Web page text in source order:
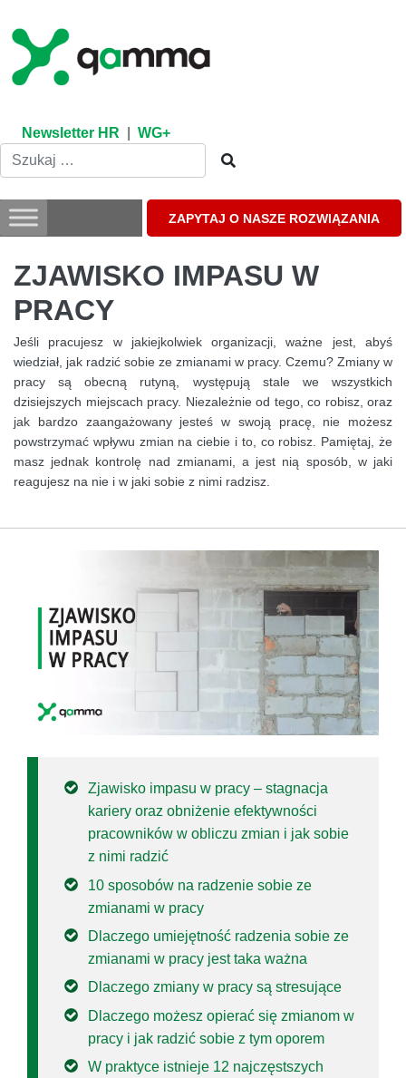
content
Newsletter HR WG+
ZAPYTAJ O NASZE ROZWIĄZANIA
ZJAWISKO IMPASU W
PRACY
Jeśli pracujesz w jakiejkolwiek organizacji, ważne jest, abyś
wiedział, jak radzić sobie ze zmianami w pracy. Czemu? Zmiany w
pracy są obecną rutyną, występują stale we wszystkich
dzisiejszych miejscach pracy. Niezależnie od tego, co robisz, oraz
jak bardzo zaangażowany jesteś w swoją pracę, nie możesz
powstrzymać wpływu zmian na ciebie i to, co robisz. Pamiętaj, że
masz jednak kontrolę nad zmianami, a jest nią sposób, w jaki
reagujesz na nie i w jaki sobie z nimi radzisz.
Zjawisko impasu w pracy – stagnacja
kariery oraz obniżenie efektywności
pracowników w obliczu zmian i jak sobie
z nimi radzić
10 sposobów na radzenie sobie ze
zmianami w pracy
Dlaczego umiejętność radzenia sobie ze
zmianami w pracy jest taka ważna
Dlaczego zmiany w pracy są stresujące
Dlaczego możesz opierać się zmianom w
pracy i jak radzić sobie z tym oporem
W praktyce istnieje 12 najczęstszych